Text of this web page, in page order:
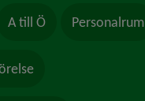
A till Ö Personalrum